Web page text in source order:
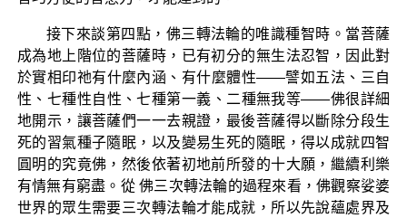
接下來談第四點，佛三轉法輪的唯識種智時。當菩薩
成為地上階位的菩薩時，已有初分的無生法忍智，因此對
於實相印祂有什麼內涵、有什麼體性——譬如五法、三自
性、七種性自性、七種第一義、二種無我等——佛很詳細
地開示，讓菩薩們一一去親證，最後菩薩得以斷除分段生
死的習氣種子隨眠，以及變易生死的隨眠，得以成就四智
圓明的究竟佛，然後依著初地前所發的十大願，繼續利樂
有情無有窮盡。從 佛三次轉法輪的過程來看，佛觀察娑婆
世界的眾生需要三次轉法輪才能成就，所以先說蘊處界及